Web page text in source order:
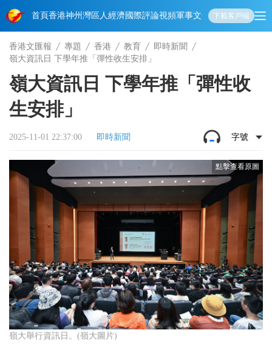
首頁香港神州 灣區人經濟國際評論視頻軍事文化 娛樂生活教育體
下載客戶端
香港文匯報 專題 香港 教育
即時新聞
嶺大資訊日 下學年推「彈性收生安排」
嶺大資訊日 下學年推「彈性收
生安排」
2025-11-01 22:37:00 即時新聞 字號
嶺大舉行資訊日。(嶺大圖片)